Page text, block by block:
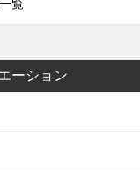
覧
ーション